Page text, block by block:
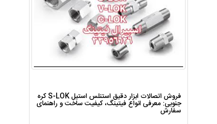
فروش اتصالات ابزار دقیق استنلس استیل S-LOK کره
جنوبی: معرفی انواع فیتینگ، کیفیت ساخت و راهنمای
سفارش